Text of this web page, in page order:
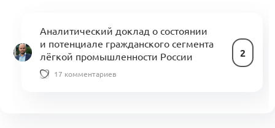
Аналитический доклад о состоянии
и потенциале гражданского сегмента
лёгкой промышленности России
2
17 комментариев